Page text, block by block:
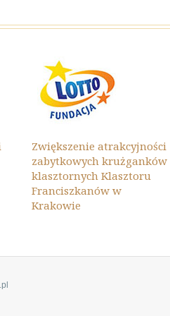
Zwiększenie atrakcyjności
zabytkowych krużganków
klasztornych Klasztoru
Franciszkanów w
Krakowie